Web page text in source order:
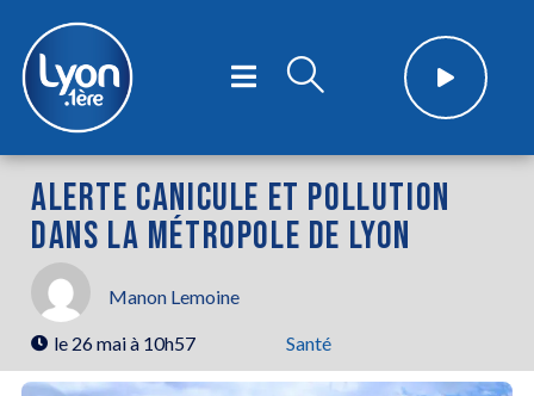
ALERTE CANICULE ET POLLUTION
DANS LA MÉTROPOLE DE LYON
Manon Lemoine
le 26 mai à 10h57 Santé